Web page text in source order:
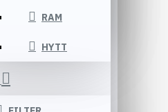
RAM
HYTT